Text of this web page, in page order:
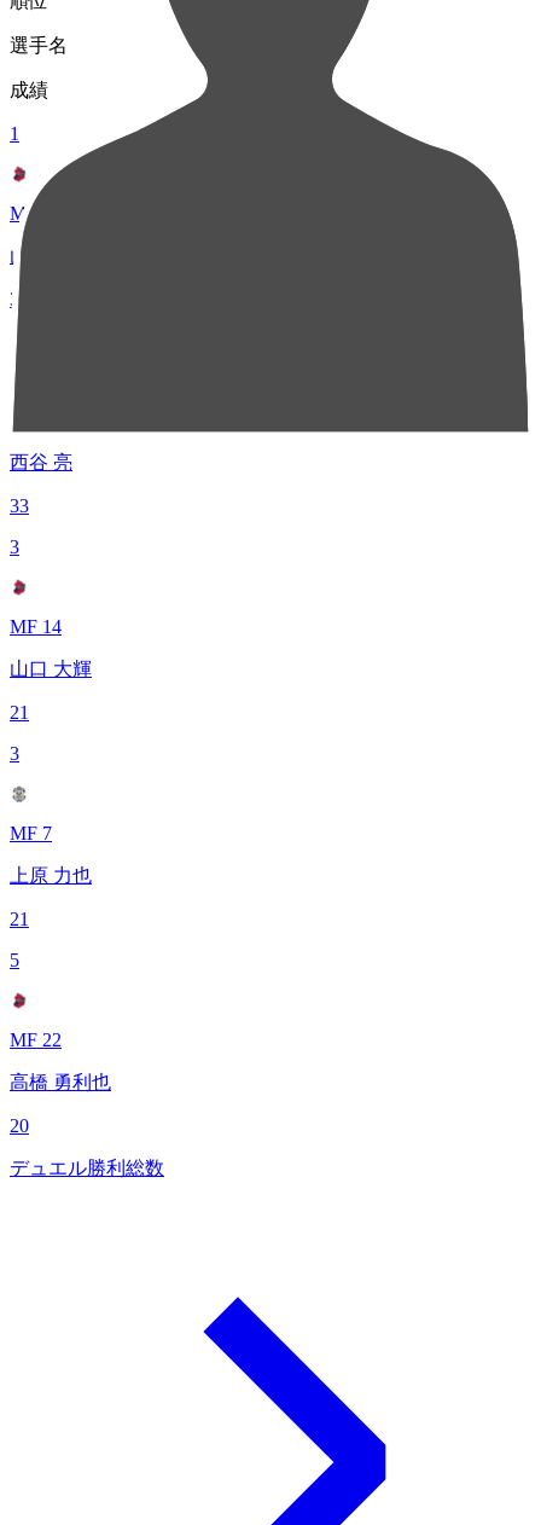
選手名
成績
1
MF 27
山中 惇希
33
1
FW 10
西谷 亮
33
3
MF 14
山口 大輝
21
3
MF 7
上原 力也
21
5
MF 22
高橋 勇利也
20
デュエル勝利総数